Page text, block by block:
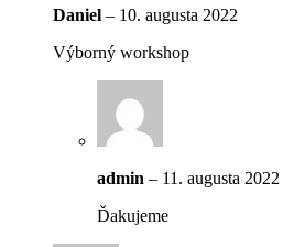
Daniel – 10. augusta 2022
Výborný workshop
admin – 11. augusta 2022
Ďakujeme